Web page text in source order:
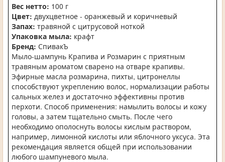
Вес нетто: 100 г
Цвет: двухцветное - оранжевый и коричневый
Запах: травяной с цитрусовой ноткой
Упаковка мыла: крафт
Бренд: СпивакЪ
Мыло-шампунь Крапива и Розмарин с приятным
травяным ароматом сварено на отваре крапивы.
Эфирные масла розмарина, пихты, цитронеллы
способствуют укреплению волос, нормализации работы
сальных желез и достаточно эффективны против
перхоти. Способ применения: намылить волосы и кожу
головы, а затем тщательно смыть. После чего
необходимо ополоснуть волосы кислым раствором,
например, лимонной кислоты или яблочного уксуса. Эта
рекомендация является общей при использовании
любого шампуневого мыла.